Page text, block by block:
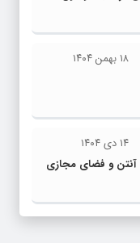
۱۸ بهمن ۱۴۰۴
۱۴ دی ۱۴۰۴